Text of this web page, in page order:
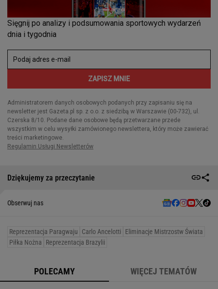
Dziękujemy za przeczytanie
Obserwuj nas
Reprezentacja Paragwaju Carlo Ancelotti
Eliminacje Mistrzostw Świata
Piłka Nożna
Reprezentacja Brazylii
POLECAMY WIĘCEJ TEMATÓW